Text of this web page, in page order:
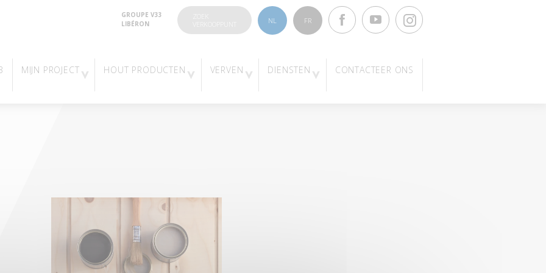
MIJN PROJECT HOUT PRODUCTEN VERVEN DIENSTEN CONTACTEER ONS
GROUPE V33
LIBÉRON
NL FR FacebookYoutubeInstagram